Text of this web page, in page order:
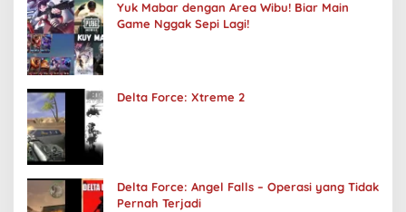
Yuk Mabar dengan Area Wibu! Biar Main
Game Nggak Sepi Lagi!
Delta Force: Xtreme 2
Delta Force: Angel Falls – Operasi yang Tidak
Pernah Terjadi